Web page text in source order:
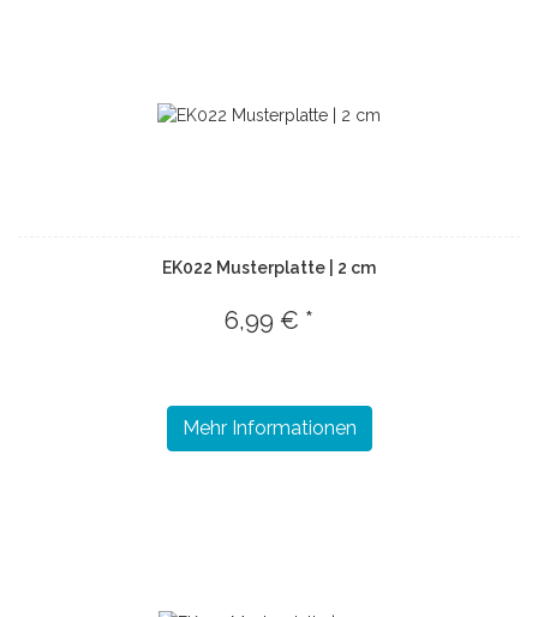
EK022 Musterplatte | 2 cm
6,99 € *
Mehr Informationen